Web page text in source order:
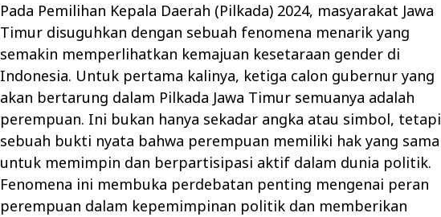
Pada Pemilihan Kepala Daerah (Pilkada) 2024, masyarakat Jawa
Timur disuguhkan dengan sebuah fenomena menarik yang
semakin memperlihatkan kemajuan kesetaraan gender di
Indonesia. Untuk pertama kalinya, ketiga calon gubernur yang
akan bertarung dalam Pilkada Jawa Timur semuanya adalah
perempuan. Ini bukan hanya sekadar angka atau simbol, tetapi
sebuah bukti nyata bahwa perempuan memiliki hak yang sama
untuk memimpin dan berpartisipasi aktif dalam dunia politik.
Fenomena ini membuka perdebatan penting mengenai peran
perempuan dalam kepemimpinan politik dan memberikan